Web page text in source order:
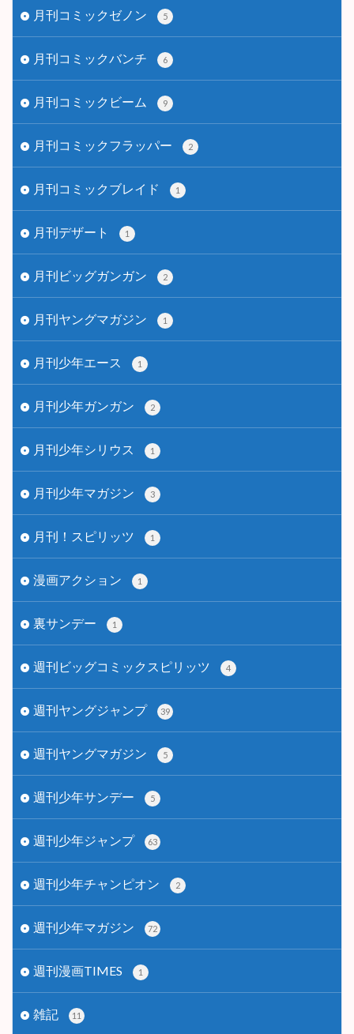
月刊コミックゼノン 5
月刊コミックバンチ 6
月刊コミックビーム 9
月刊コミックフラッパー 2
月刊コミックブレイド 1
月刊デザート 1
月刊ビッグガンガン 2
月刊ヤングマガジン 1
月刊少年エース 1
月刊少年ガンガン 2
月刊少年シリウス 1
月刊少年マガジン 3
月刊！スピリッツ 1
漫画アクション 1
裏サンデー 1
週刊ビッグコミックスピリッツ 4
週刊ヤングジャンプ 39
週刊ヤングマガジン 5
週刊少年サンデー 5
週刊少年ジャンプ 63
週刊少年チャンピオン 2
週刊少年マガジン 72
週刊漫画TIMES 1
雑記 11